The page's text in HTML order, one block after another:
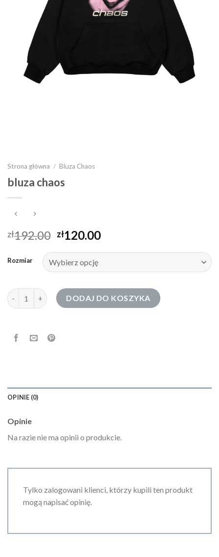
Strona główna / Bluza Chaos
bluza chaos
zł192.00 zł120.00
Rozmiar
ilość bluza chaos DODAJ DO KOSZYKA
OPINIE (0)
Opinie
Na razie nie ma opinii o produkcie.
Tylko zalogowani klienci, którzy kupili ten produkt
mogą napisać opinię.